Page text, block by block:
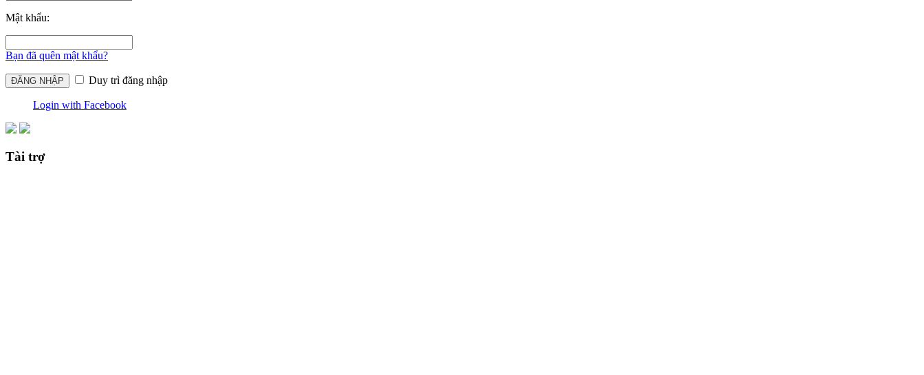
Mật khẩu:
Bạn đã quên mật khẩu?
Duy trì đăng nhập
Login with Facebook
Tài trợ